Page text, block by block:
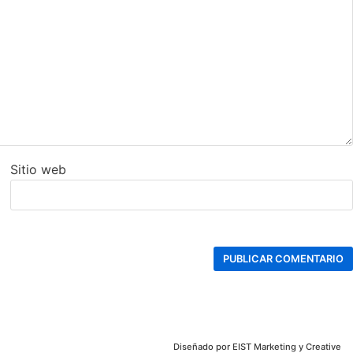
Sitio web
Diseñado por EIST Marketing y Creative